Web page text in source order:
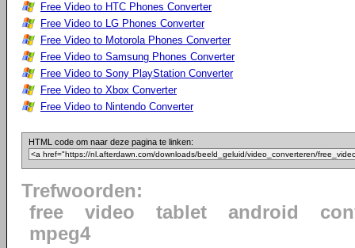
Free Video to HTC Phones Converter
Free Video to LG Phones Converter
Free Video to Motorola Phones Converter
Free Video to Samsung Phones Converter
Free Video to Sony PlayStation Converter
Free Video to Xbox Converter
Free Video to Nintendo Converter
HTML code om naar deze pagina te linken:
Trefwoorden:
free
video tablet android
mpeg4